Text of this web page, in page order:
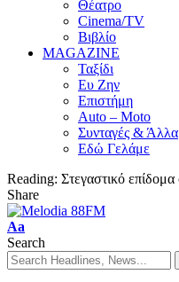
Θέατρο
Cinema/TV
Βιβλίο
MAGAZINE
Ταξίδι
Ευ Ζην
Επιστήμη
Auto – Moto
Συνταγές & Άλλα
Εδώ Γελάμε
Reading: Στεγαστικό επίδομα
Share
Aa
Search